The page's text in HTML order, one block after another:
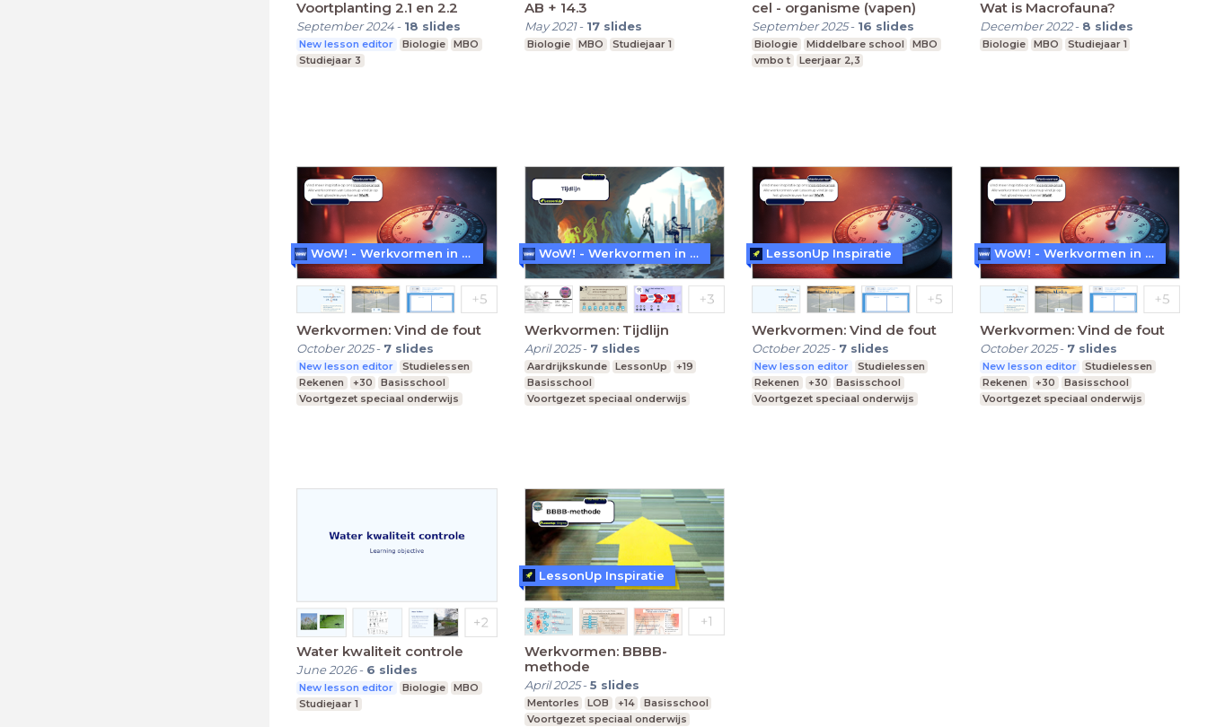
Voortplanting 2.1 en 2.2
September 2024- 18 slides
New lesson editor Biologie
MBO
Studiejaar 3
AB + 14.3
May 2021- 17 slides
Biologie MBO Studiejaar 1
cel - organisme (vapen)
September 2025- 16 slides
Biologie Middelbare school
MBO
vmbo t
Leerjaar 2,3
Wat is Macrofauna?
December 2022- 8 slides
Biologie MBO Studiejaar 1
Werkvormen: Vind de fout
October 2025- 7 slides
New lesson editor
Studielessen
Rekenen
+30
Basisschool
Voortgezet speciaal onderwijs
WoW! - Werkvormen in LessonUp
Werkvormen: Tijdlijn
April 2025- 7 slides
Aardrijkskunde LessonUp
+19
Basisschool
Voortgezet speciaal onderwijs
WoW! - Werkvormen in LessonUp
Werkvormen: Vind de fout
October 2025- 7 slides
New lesson editor
Studielessen
Rekenen
+30
Basisschool
Voortgezet speciaal onderwijs
LessonUp Inspiratie
Werkvormen: Vind de fout
October 2025- 7 slides
New lesson editor
Studielessen
Rekenen
+30
Basisschool
Voortgezet speciaal onderwijs
WoW! - Werkvormen in LessonUp
Water kwaliteit controle
June 2026- 6 slides
New lesson editor Biologie
MBO
Studiejaar 1
Werkvormen: BBBB-
methode
April 2025-5 slides
Mentorles LOB +14
Basisschool
Voortgezet speciaal onderwijs
LessonUp Inspiratie